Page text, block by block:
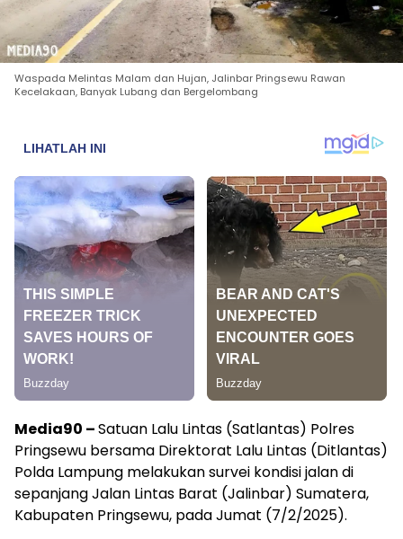
Waspada Melintas Malam dan Hujan, Jalinbar Pringsewu Rawan
Kecelakaan, Banyak Lubang dan Bergelombang
Media90 –Satuan Lalu Lintas (Satlantas) Polres
Pringsewu bersama Direktorat Lalu Lintas (Ditlantas)
Polda Lampung melakukan survei kondisi jalan di
sepanjang Jalan Lintas Barat (Jalinbar) Sumatera,
Kabupaten Pringsewu, pada Jumat (7/2/2025).